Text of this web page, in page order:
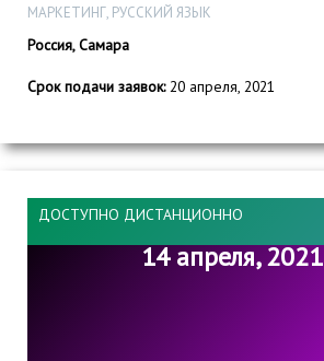
МАРКЕТИНГ, РУССКИЙ ЯЗЫК
Россия, Самара
Срок подачи заявок:20 апреля, 2021
ДОСТУПНО ДИСТАНЦИОННО
14 апреля, 2021